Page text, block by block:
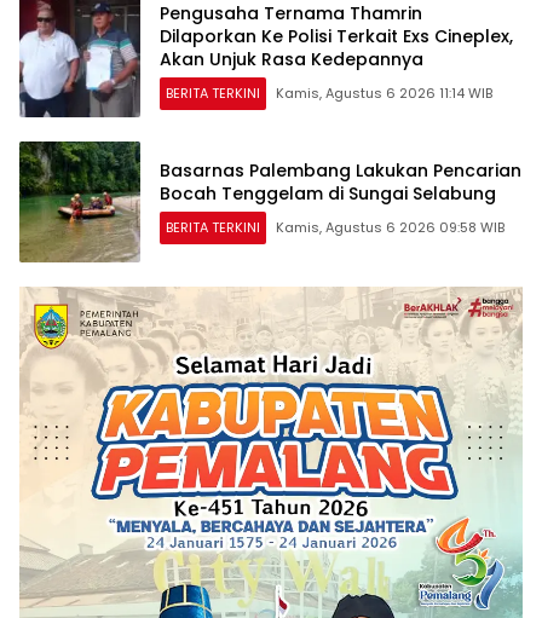
Pengusaha Ternama Thamrin
Dilaporkan Ke Polisi Terkait Exs Cineplex,
Akan Unjuk Rasa Kedepannya
BERITA TERKINI Kamis, Agustus 6 2026 11:14 WIB
Basarnas Palembang Lakukan Pencarian
Bocah Tenggelam di Sungai Selabung
BERITA TERKINI Kamis, Agustus 6 2026 09:58 WIB